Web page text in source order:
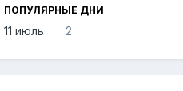
ПОПУЛЯРНЫЕ ДНИ
11 июль 2